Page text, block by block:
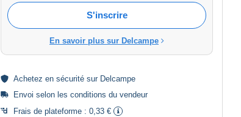
S'inscrire
En savoir plus sur Delcampe
Achetez en sécurité sur Delcampe
Envoi selon les conditions du vendeur
Frais de plateforme : 0,33 €